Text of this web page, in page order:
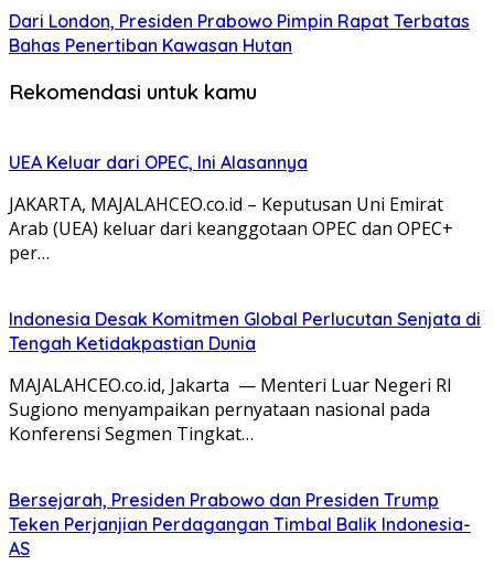
Dari London, Presiden Prabowo Pimpin Rapat Terbatas
Bahas Penertiban Kawasan Hutan
Rekomendasi untuk kamu
UEA Keluar dari OPEC, Ini Alasannya
JAKARTA, MAJALAHCEO.co.id – Keputusan Uni Emirat
Arab (UEA) keluar dari keanggotaan OPEC dan OPEC+
per…
Indonesia Desak Komitmen Global Perlucutan Senjata di
Tengah Ketidakpastian Dunia
MAJALAHCEO.co.id, Jakarta — Menteri Luar Negeri RI
Sugiono menyampaikan pernyataan nasional pada
Konferensi Segmen Tingkat…
Bersejarah, Presiden Prabowo dan Presiden Trump
Teken Perjanjian Perdagangan Timbal Balik Indonesia-
AS